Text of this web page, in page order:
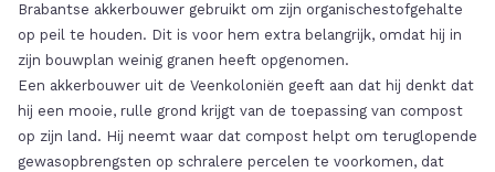
Brabantse akkerbouwer gebruikt om zijn organischestofgehalte
op peil te houden. Dit is voor hem extra belangrijk, omdat hij in
zijn bouwplan weinig granen heeft opgenomen.
Een akkerbouwer uit de Veenkoloniën geeft aan dat hij denkt dat
hij een mooie, rulle grond krijgt van de toepassing van compost
op zijn land. Hij neemt waar dat compost helpt om teruglopende
gewasopbrengsten op schralere percelen te voorkomen, dat